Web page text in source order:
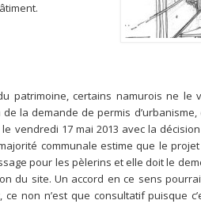
patrimoine, certains namurois ne le
la demande de permis
vendredi 17 mai 2013 avec la
communale estime que le
pour les pèlerins et elle doit le
du site. Un accord en ce sens
non n’est que consultatif puisque